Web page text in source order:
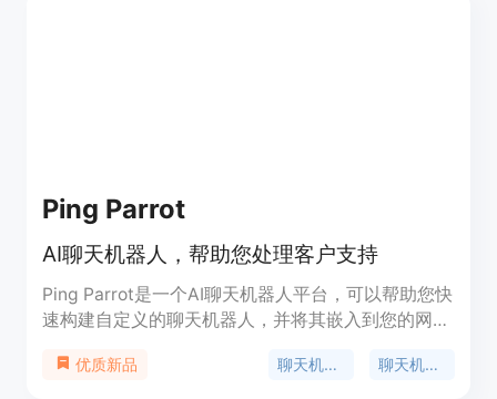
Ping Parrot
AI聊天机器人，帮助您处理客户支持
Ping Parrot是一个AI聊天机器人平台，可以帮助您快
速构建自定义的聊天机器人，并将其嵌入到您的网站
机器人可以根据您的数据进行训练，学习并提供最佳
优质新品 聊天机器人 聊天机器人API